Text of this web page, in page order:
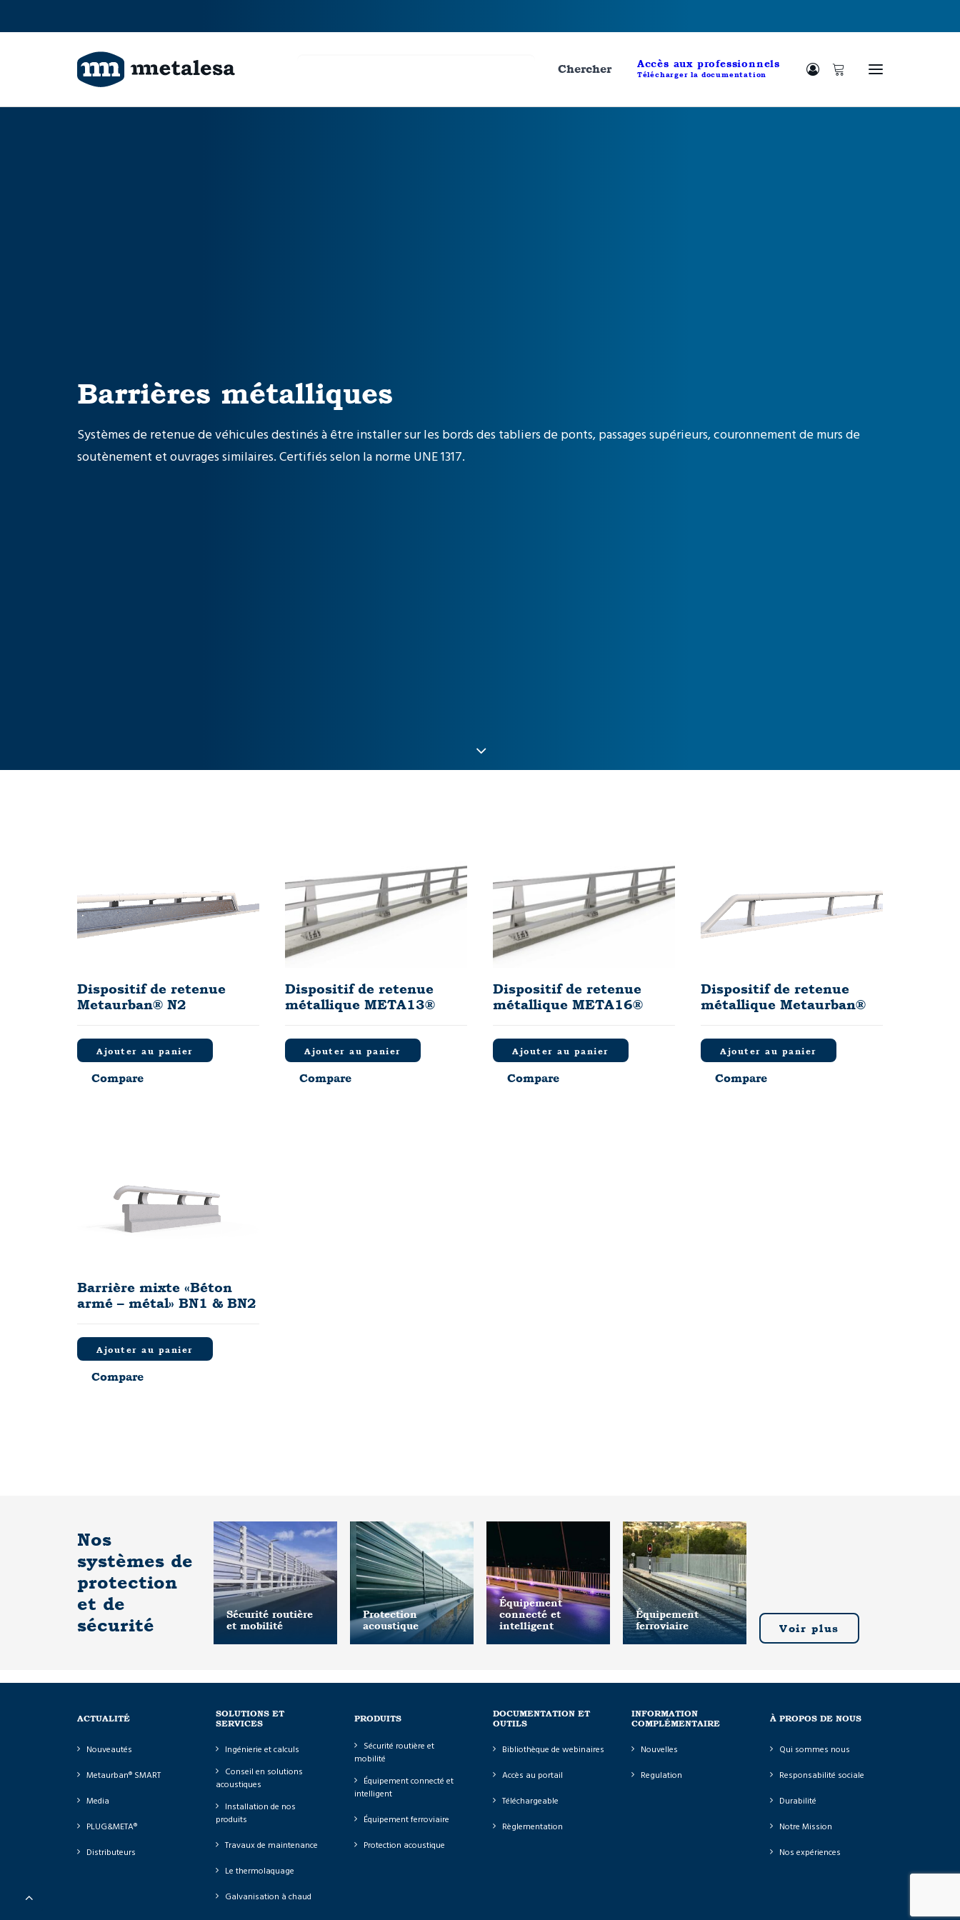
Produits
Technologie
Qui sommes-nous?
Contactez-nous
Chercher Accès aux professionnels
Télécharger la documentation
Barrières métalliques
Systèmes de retenue de véhicules destinés à être installer sur les bords des tabliers de ponts, passages supérieurs, couronnement de murs de
soutènement et ouvrages similaires. Certifiés selon la norme UNE 1317.
Dispositif de retenue
Metaurban® N2
Ajouter au panier
Compare
Dispositif de retenue
métallique META13®
Ajouter au panier
Compare
Dispositif de retenue
métallique META16®
Ajouter au panier
Compare
Dispositif de retenue
métallique Metaurban®
Ajouter au panier
Compare
Barrière mixte «Béton
armé – métal» BN1 & BN2
Ajouter au panier
Compare
Nos
systèmes de
protection
et de
sécurité
Sécurité routière
et mobilité
Protection
acoustique
Équipement
connecté et
intelligent
Équipement
ferroviaire
Voir plus
ACTUALITÉ
SOLUTIONS ET
SERVICES
PRODUITS
DOCUMENTATION ET
OUTILS
INFORMATION
COMPLÉMENTAIRE
À PROPOS DE NOUS
Nouveautés
Metaurban® SMART
Media
PLUG&META®
Distributeurs
Ingénierie et calculs
Conseil en solutions
acoustiques
Installation de nos
produits
Travaux de maintenance
Le thermolaquage
Galvanisation à chaud
Sécurité routière et
mobilité
Équipement connecté et
intelligent
Équipement ferroviaire
Protection acoustique
Bibliothèque de webinaires
Accès au portail
Téléchargeable
Règlementation
Nouvelles
Regulation
Qui sommes nous
Responsabilité sociale
Durabilité
Notre Mission
Nos expériences